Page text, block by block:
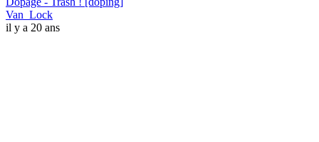
Van_Lock
il y a 20 ans